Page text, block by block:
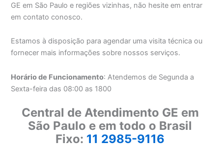
GE em São Paulo e regiões vizinhas, não hesite em entrar
em contato conosco.
Estamos à disposição para agendar uma visita técnica ou
fornecer mais informações sobre nossos serviços.
Horário de Funcionamento: Atendemos de Segunda a
Sexta-feira das 08:00 as 1800
Central de Atendimento GE em
São Paulo e em todo o Brasil
Fixo: 11 2985-9116